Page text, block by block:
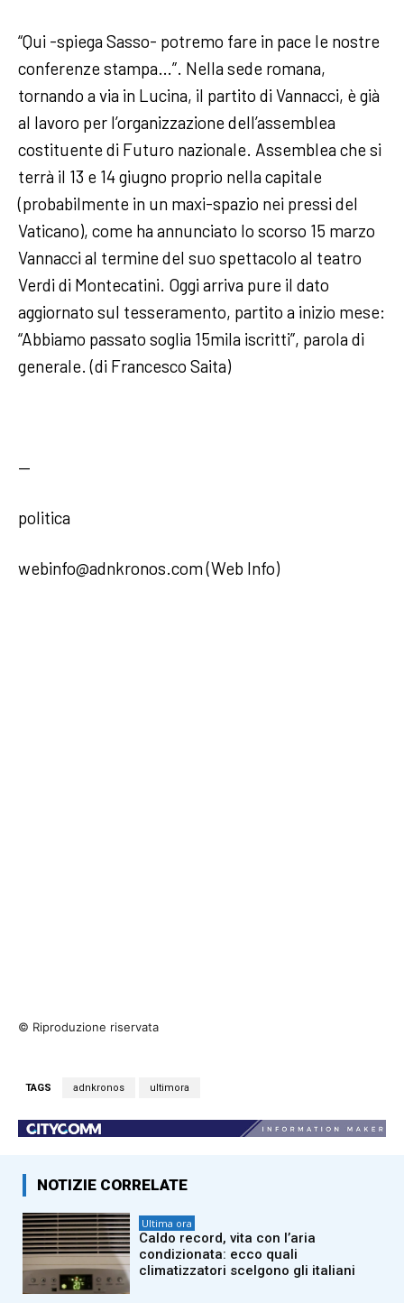
“Qui -spiega Sasso- potremo fare in pace le nostre
conferenze stampa…”. Nella sede romana,
tornando a via in Lucina, il partito di Vannacci, è già
al lavoro per l’organizzazione dell’assemblea
costituente di Futuro nazionale. Assemblea che si
terrà il 13 e 14 giugno proprio nella capitale
(probabilmente in un maxi-spazio nei pressi del
Vaticano), come ha annunciato lo scorso 15 marzo
Vannacci al termine del suo spettacolo al teatro
Verdi di Montecatini. Oggi arriva pure il dato
aggiornato sul tesseramento, partito a inizio mese:
“Abbiamo passato soglia 15mila iscritti”, parola di
generale. (di Francesco Saita)
—
politica
webinfo@adnkronos.com (Web Info)
© Riproduzione riservata
TAGS adnkronos ultimora
NOTIZIE CORRELATE
Ultima ora
Caldo record, vita con l’aria
condizionata: ecco quali
climatizzatori scelgono gli italiani